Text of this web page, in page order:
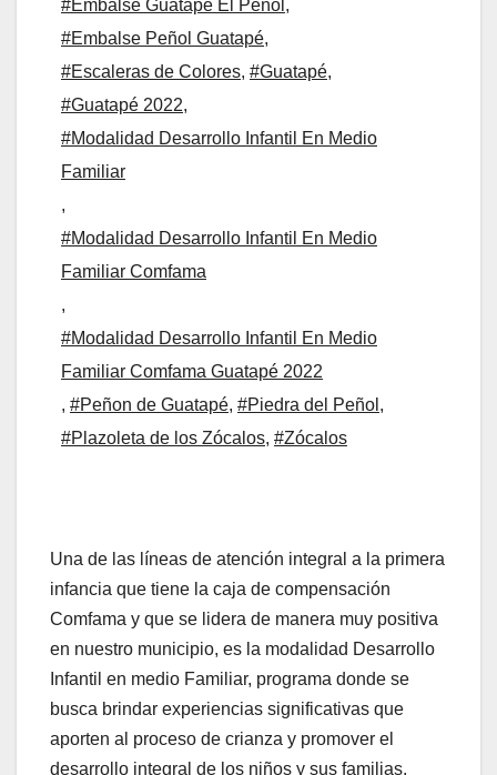
#Embalse Guatapé El Peñol ,
#Embalse Peñol Guatapé,
#Escaleras de Colores, #Guatapé,
#Guatapé 2022,
#Modalidad Desarrollo Infantil En Medio
Familiar
,
#Modalidad Desarrollo Infantil En Medio
Familiar Comfama
,
#Modalidad Desarrollo Infantil En Medio
Familiar Comfama Guatapé 2022
, #Peñon de Guatapé, #Piedra del Peñol ,
#Plazoleta de los Zócalos, #Zócalos
Una de las líneas de atención integral a la primera
infancia que tiene la caja de compensación
Comfama y que se lidera de manera muy positiva
en nuestro municipio, es la modalidad Desarrollo
Infantil en medio Familiar, programa donde se
busca brindar experiencias significativas que
aporten al proceso de crianza y promover el
desarrollo integral de los niños y sus familias.